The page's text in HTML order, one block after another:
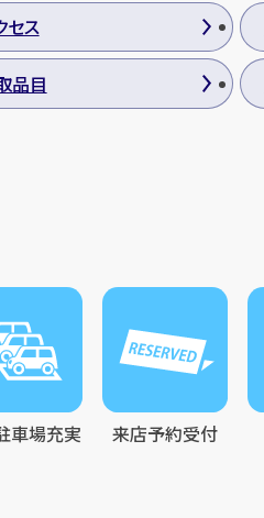
セス
品目
車場充実 来店予約受付